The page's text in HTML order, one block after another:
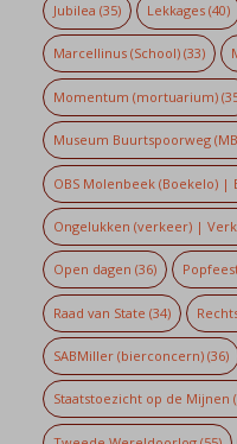
Jubilea (35) Lekkages (40)
Marcellinus (School)(33)
Momentum (mortuarium)
Museum Buurtspoorweg
OBS Molenbeek (Boekelo) |
Ongelukken (verkeer) |
Open dagen (36)
Raad van State (34)
SABMiller (bierconcern)(36)
Staatstoezicht op de Mijnen